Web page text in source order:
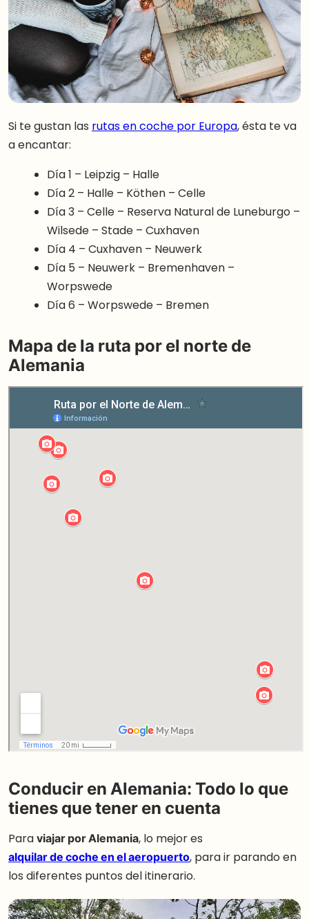
Si te gustan las rutas en coche por Europa, ésta te va
a encantar:
Día 1 – Leipzig – Halle
Día 2 – Halle – Köthen – Celle
Día 3 – Celle – Reserva Natural de Luneburgo –
Wilsede – Stade – Cuxhaven
Día 4 – Cuxhaven – Neuwerk
Día 5 – Neuwerk – Bremenhaven –
Worpswede
Día 6 – Worpswede – Bremen
Mapa de la ruta por el norte de
Alemania
Conducir en Alemania: Todo lo que
tienes que tener en cuenta
Paraviajar por Alemania, lo mejor es
alquilar de coche en el aeropuerto, para ir parando en
los diferentes puntos del itinerario.